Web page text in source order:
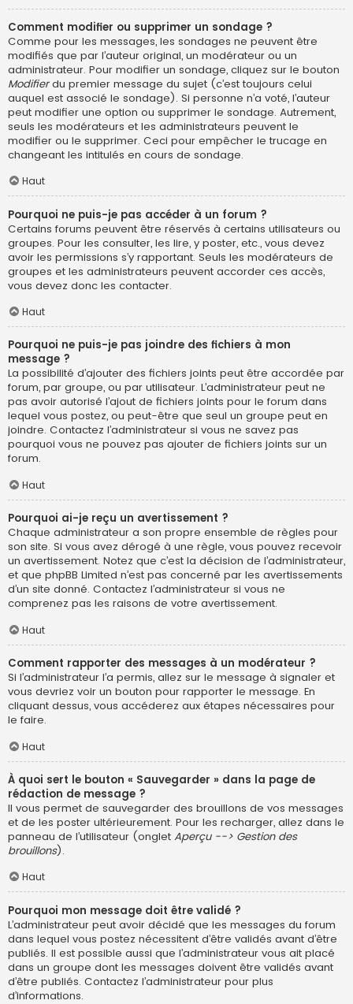
Comment modifier ou supprimer un sondage ?
Comme pour les messages, les sondages ne peuvent être
modifiés que par l’auteur original, un modérateur ou un
administrateur. Pour modifier un sondage, cliquez sur le bouton
Modifierdu premier message du sujet (c’est toujours celui
auquel est associé le sondage). Si personne n’a voté, l’auteur
peut modifier une option ou supprimer le sondage. Autrement,
seuls les modérateurs et les administrateurs peuvent le
modifier ou le supprimer. Ceci pour empêcher le trucage en
changeant les intitulés en cours de sondage.
Haut
Pourquoi ne puis-je pas accéder à un forum ?
Certains forums peuvent être réservés à certains utilisateurs ou
groupes. Pour les consulter, les lire, y poster, etc., vous devez
avoir les permissions s’y rapportant. Seuls les modérateurs de
groupes et les administrateurs peuvent accorder ces accès,
vous devez donc les contacter.
Haut
Pourquoi ne puis-je pas joindre des fichiers à mon
message ?
La possibilité d’ajouter des fichiers joints peut être accordée par
forum, par groupe, ou par utilisateur. L’administrateur peut ne
pas avoir autorisé l’ajout de fichiers joints pour le forum dans
lequel vous postez, ou peut-être que seul un groupe peut en
joindre. Contactez l’administrateur si vous ne savez pas
pourquoi vous ne pouvez pas ajouter de fichiers joints sur un
forum.
Haut
Pourquoi ai-je reçu un avertissement ?
Chaque administrateur a son propre ensemble de règles pour
son site. Si vous avez dérogé à une règle, vous pouvez recevoir
un avertissement. Notez que c’est la décision de l’administrateur,
et que phpBB Limited n’est pas concerné par les avertissements
d’un site donné. Contactez l’administrateur si vous ne
comprenez pas les raisons de votre avertissement.
Haut
Comment rapporter des messages à un modérateur ?
Si l’administrateur l’a permis, allez sur le message à signaler et
vous devriez voir un bouton pour rapporter le message. En
cliquant dessus, vous accéderez aux étapes nécessaires pour
le faire.
Haut
À quoi sert le bouton « Sauvegarder » dans la page de
rédaction de message ?
Il vous permet de sauvegarder des brouillons de vos messages
et de les poster ultérieurement. Pour les recharger, allez dans le
panneau de l’utilisateur (onglet Aperçu --> Gestion des
brouillons).
Haut
Pourquoi mon message doit être validé ?
L’administrateur peut avoir décidé que les messages du forum
dans lequel vous postez nécessitent d’être validés avant d’être
publiés. Il est possible aussi que l’administrateur vous ait placé
dans un groupe dont les messages doivent être validés avant
d’être publiés. Contactez l’administrateur pour plus
d’informations.